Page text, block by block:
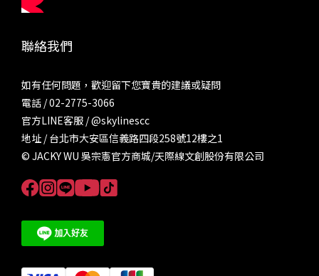
聯絡我們
如有任何問題，歡迎留下您寶貴的建議或疑問
電話 / 02-2775-3066
官方LINE客服 /@skylinescc
地址 / 台北市大安區信義路四段258號12樓之1
© JACKY WU 吳宗憲官方商城/天際線文創股份有限公司